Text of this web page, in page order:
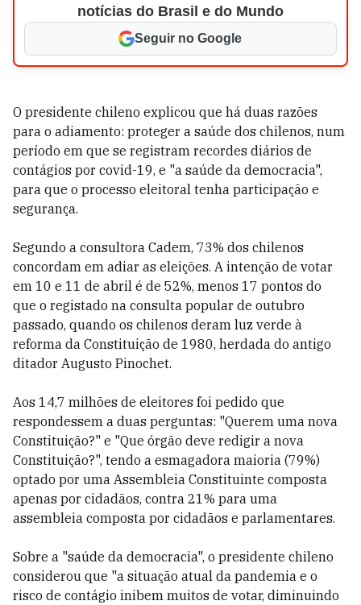
notícias do Brasil e do Mundo
Seguir no Google
O presidente chileno explicou que há duas razões
para o adiamento: proteger a saúde dos chilenos, num
período em que se registram recordes diários de
contágios por covid-19, e "a saúde da democracia",
para que o processo eleitoral tenha participação e
segurança.
Segundo a consultora Cadem, 73% dos chilenos
concordam em adiar as eleições. A intenção de votar
em 10 e 11 de abril é de 52%, menos 17 pontos do
que o registado na consulta popular de outubro
passado, quando os chilenos deram luz verde à
reforma da Constituição de 1980, herdada do antigo
ditador Augusto Pinochet.
Aos 14,7 milhões de eleitores foi pedido que
respondessem a duas perguntas: "Querem uma nova
Constituição?" e "Que órgão deve redigir a nova
Constituição?", tendo a esmagadora maioria (79%)
optado por uma Assembleia Constituinte composta
apenas por cidadãos, contra 21% para uma
assembleia composta por cidadãos e parlamentares.
Sobre a "saúde da democracia", o presidente chileno
considerou que "a situação atual da pandemia e o
risco de contágio inibem muitos de votar, diminuindo